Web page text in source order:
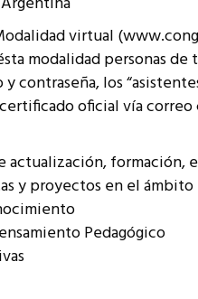
Cómo
virtual
modalidad personas
contraseña, los
oficial vía
actualización,
y proyectos en el ámbito
Pedagógico